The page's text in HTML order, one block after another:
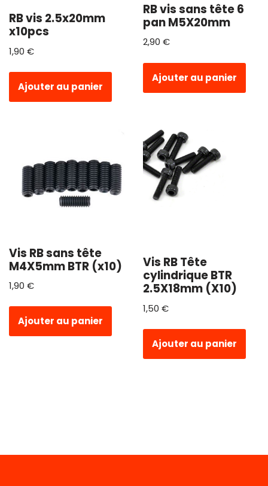
RB vis 2.5x20mm
x10pcs
1,90 €
Ajouter au panier
RB vis sans tête 6
pan M5X20mm
2,90 €
Ajouter au panier
Vis RB sans tête
M4X5mm BTR (x10)
1,90 €
Ajouter au panier
Vis RB Tête
cylindrique BTR
2.5X18mm (X10)
1,50 €
Ajouter au panier